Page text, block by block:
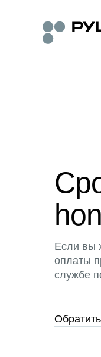
Если вы
оплаты
службе